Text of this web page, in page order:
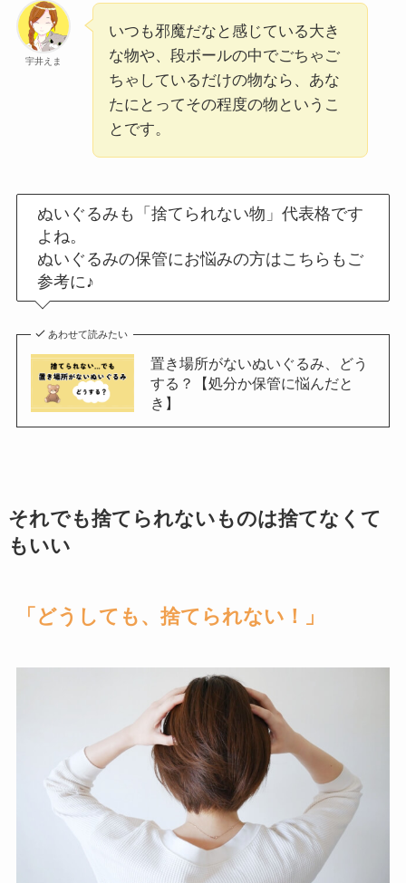
宇井えま
いつも邪魔だなと感じている大き
な物や、段ボールの中でごちゃご
ちゃしているだけの物なら、あな
たにとってその程度の物というこ
とです。
ぬいぐるみも「捨てられない物」代表格です
よね。
ぬいぐるみの保管にお悩みの方はこちらもご
参考に♪
あわせて読みたい
置き場所がないぬいぐるみ、どう
する？【処分か保管に悩んだと
き】
それでも捨てられないものは捨てなくて
もいい
「どうしても、捨てられない！」